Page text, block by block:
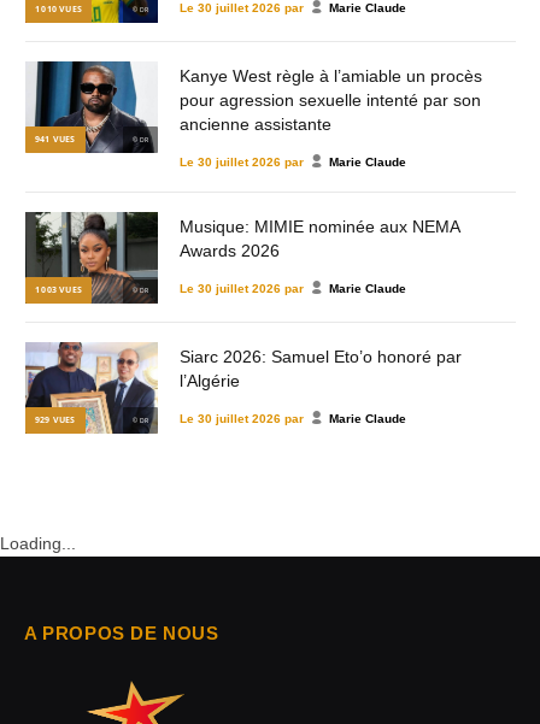
1 010 VUES © DR Le 30 juillet 2026 par Marie Claude
941 VUES © DR
Kanye West règle à l’amiable un procès
pour agression sexuelle intenté par son
ancienne assistante
Le 30 juillet 2026 par Marie Claude
1 003 VUES © DR
Musique: MIMIE nominée aux NEMA
Awards 2026
Le 30 juillet 2026 par Marie Claude
929 VUES © DR
Siarc 2026: Samuel Eto’o honoré par
l’Algérie
Le 30 juillet 2026 par Marie Claude
Loading...
A PROPOS DE NOUS